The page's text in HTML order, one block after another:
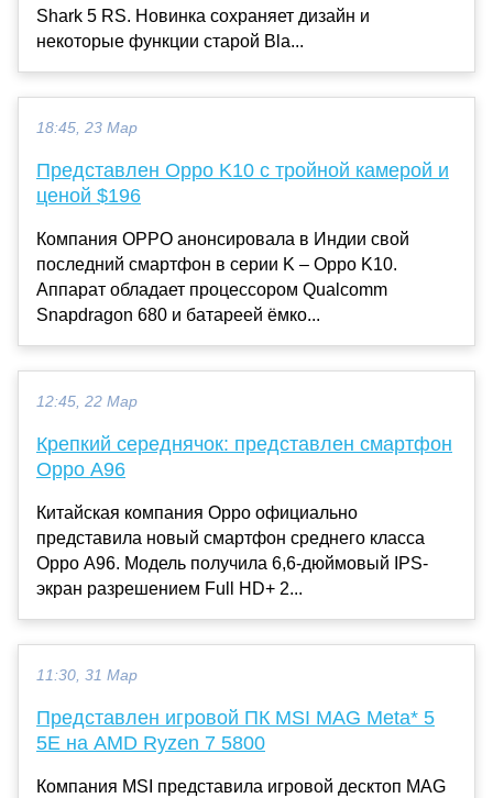
Shark 5 RS. Новинка сохраняет дизайн и
некоторые функции старой Bla...
18:45, 23 Мар
Представлен Oppo K10 с тройной камерой и
ценой $196
Компания OPPO анонсировала в Индии свой
последний смартфон в серии K – Oppo K10.
Аппарат обладает процессором Qualcomm
Snapdragon 680 и батареей ёмко...
12:45, 22 Мар
Крепкий середнячок: представлен смартфон
Oppo A96
Китайская компания Oppo официально
представила новый смартфон среднего класса
Oppo A96. Модель получила 6,6-дюймовый IPS-
экран разрешением Full HD+ 2...
11:30, 31 Мар
Представлен игровой ПК MSI MAG Meta* 5
5E на AMD Ryzen 7 5800
Компания MSI представила игровой десктоп MAG